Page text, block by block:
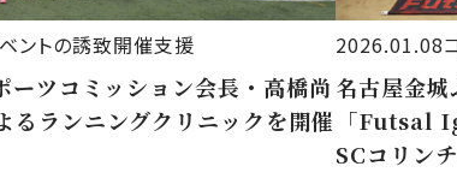
ントの誘致開催支援
ーツコミッション会長・高橋尚
るランニングクリニックを開催
2026.01.08
名古屋金
「Futsal
SCコリン